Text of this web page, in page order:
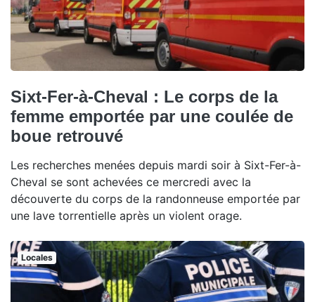
Sixt-Fer-à-Cheval : Le corps de la
femme emportée par une coulée de
boue retrouvé
Les recherches menées depuis mardi soir à Sixt-Fer-à-
Cheval se sont achevées ce mercredi avec la
découverte du corps de la randonneuse emportée par
une lave torrentielle après un violent orage.
Locales